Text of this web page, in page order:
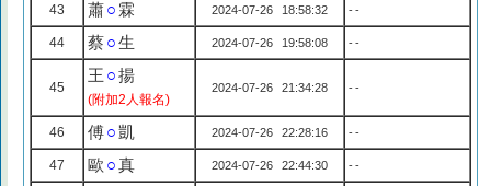
43 蕭○ 霖 2024-07-26 18:58:32 --
44 蔡○生 2024-07-26 19:58:08 --
45
王 ○揚
(附加2人報名)
2024-07-26 21:34:28 --
46 傅○凱 2024-07-26 22:28:16 --
47 歐 ○真 2024-07-26 22:44:30 --